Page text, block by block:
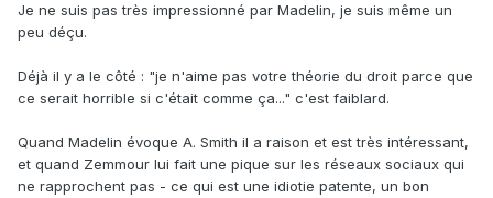
Je ne suis pas très impressionné par Madelin, je suis même un
peu déçu.
Déjà il y a le côté : "je n'aime pas votre théorie du droit parce que
ce serait horrible si c'était comme ça..." c'est faiblard.
Quand Madelin évoque A. Smith il a raison et est très intéressant,
et quand Zemmour lui fait une pique sur les réseaux sociaux qui
ne rapprochent pas - ce qui est une idiotie patente, un bon